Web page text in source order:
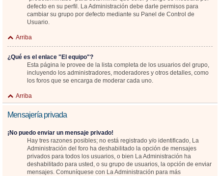
defecto en su perfil. La Administración debe darle permisos para
cambiar su grupo por defecto mediante su Panel de Control de
Usuario.
Arriba
¿Qué es el enlace "El equipo"?
Esta página le provee de la lista completa de los usuarios del grupo,
incluyendo los administradores, moderadores y otros detalles, como
los foros que se encarga de moderar cada uno.
Arriba
Mensajería privada
¡No puedo enviar un mensaje privado!
Hay tres razones posibles; no está registrado y/o identificado, La
Administración del foro ha deshabilitado la opción de mensajes
privados para todos los usuarios, o bien La Administración ha
deshabilitado para usted, o su grupo de usuarios, la opción de enviar
mensajes. Comuníquese con La Administración para más